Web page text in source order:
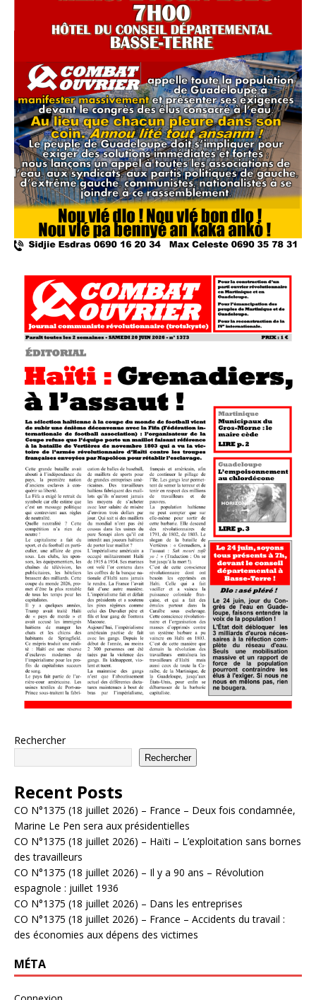
Rechercher
Rechercher
Recent Posts
CO N°1375 (18 juillet 2026) – France – Deux fois condamnée,
Marine Le Pen sera aux présidentielles
CO N°1375 (18 juillet 2026) – Haïti – L’exploitation sans bornes
des travailleurs
CO N°1375 (18 juillet 2026) – Il y a 90 ans – Révolution
espagnole : juillet 1936
CO N°1375 (18 juillet 2026) – Dans les entreprises
CO N°1375 (18 juillet 2026) – France – Accidents du travail :
des économies aux dépens des victimes
MÉTA